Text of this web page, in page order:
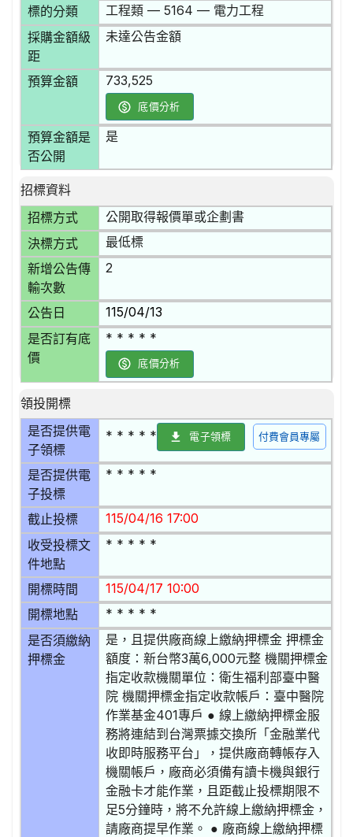
標的分類 工程類 — 5164 — 電力工程
採購金額級
距
未達公告金額
預算金額 733,525
底價分析
預算金額是
否公開
是
招標資料
招標方式
公開取得報價單或企劃書
決標方式 最低標
新增公告傳
輸次數
2
公告日 115/04/13
是否訂有底
價
* * * * *
底價分析
領投開標
是否提供電
子領標
* * * * * 電子領標 付費會員專屬
是否提供電
子投標
* * * * *
截止投標 115/04/16 17:00
收受投標文
件地點
* * * * *
開標時間 115/04/17 10:00
開標地點 * * * * *
是否須繳納
押標金
是，且提供廠商線上繳納押標金 押標金
額度：新台幣3萬6,000元整 機關押標金
指定收款機關單位：衛生福利部臺中醫
院 機關押標金指定收款帳戶：臺中醫院
作業基金401專戶 ● 線上繳納押標金服
務將連結到台灣票據交換所「金融業代
收即時服務平台」，提供廠商轉帳存入
機關帳戶，廠商必須備有讀卡機與銀行
金融卡才能作業，且距截止投標期限不
足5分鐘時，將不允許線上繳納押標金，
請廠商提早作業。 ● 廠商線上繳納押標